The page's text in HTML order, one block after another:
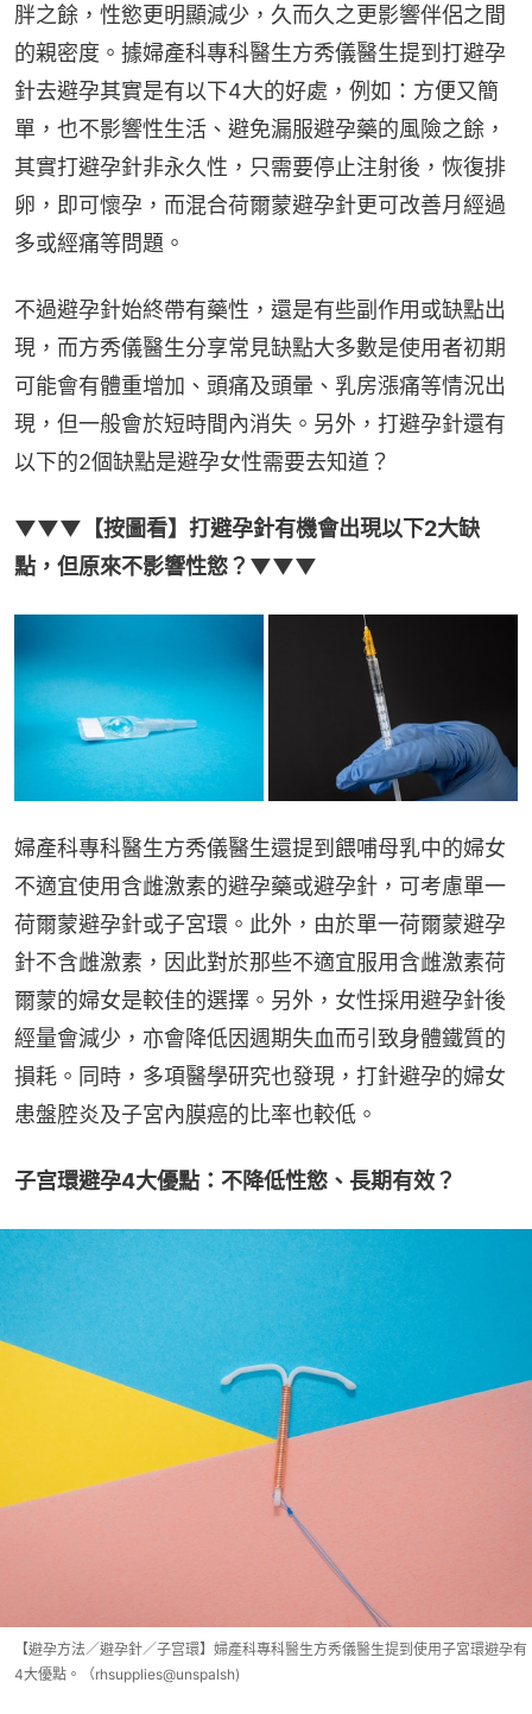
胖之餘，性慾更明顯減少，久而久之更影響伴侶之間
的親密度。據婦產科專科醫生方秀儀醫生提到打避孕
針去避孕其實是有以下4大的好處，例如：方便又簡
單，也不影響性生活、避免漏服避孕藥的風險之餘，
其實打避孕針非永久性，只需要停止注射後，恢復排
卵，即可懷孕，而混合荷爾蒙避孕針更可改善月經過
多或經痛等問題。
不過避孕針始終帶有藥性，還是有些副作用或缺點出
現，而方秀儀醫生分享常見缺點大多數是使用者初期
可能會有體重增加、頭痛及頭暈、乳房漲痛等情況出
現，但一般會於短時間內消失。另外，打避孕針還有
以下的2個缺點是避孕女性需要去知道？
▼▼▼【按圖看】打避孕針有機會出現以下2大缺
點，但原來不影響性慾？▼▼▼
婦產科專科醫生方秀儀醫生還提到餵哺母乳中的婦女
不適宜使用含雌激素的避孕藥或避孕針，可考慮單一
荷爾蒙避孕針或子宮環。此外，由於單一荷爾蒙避孕
針不含雌激素，因此對於那些不適宜服用含雌激素荷
爾蒙的婦女是較佳的選擇。另外，女性採用避孕針後
經量會減少，亦會降低因週期失血而引致身體鐵質的
損耗。同時，多項醫學研究也發現，打針避孕的婦女
患盤腔炎及子宮內膜癌的比率也較低。
子宫環避孕4大優點：不降低性慾、長期有效？
【避孕方法／避孕針／子宫環】婦產科專科醫生方秀儀醫生提到使用子宮環避孕有
4大優點。（rhsupplies@unspalsh)